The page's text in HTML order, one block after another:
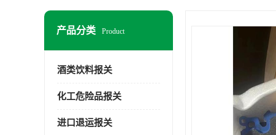
产品分类 Product
酒类饮料报关
化工危险品报关
进口退运报关